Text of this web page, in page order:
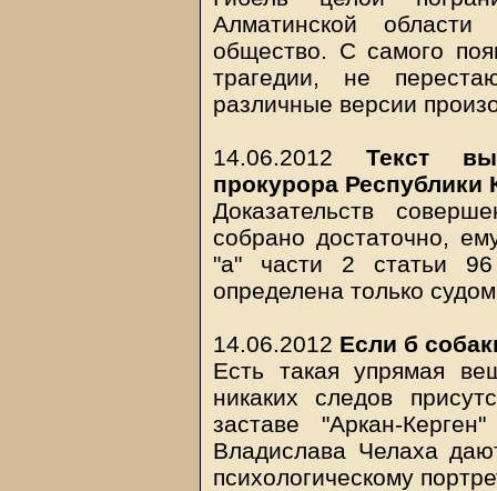
Алматинской области
общество. С самого
трагедии, не
различные версии
14.06.2012 Текст
прокурора Республики
Доказательств
собрано достаточно,
"а" части 2 статьи
определена только судом
14.06.2012 Если б
Есть такая упрямая
никаких следов
заставе "Аркан-
Владислава Челаха
психологическому